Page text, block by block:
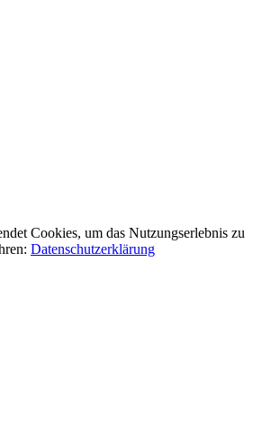
Cookies, um das Nutzungserlebnis zu
Datenschutzerklärung